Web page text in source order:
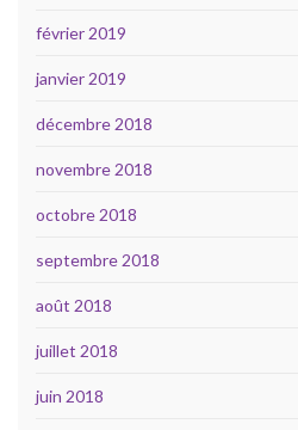
février 2019
janvier 2019
décembre 2018
novembre 2018
octobre 2018
septembre 2018
août 2018
juillet 2018
juin 2018